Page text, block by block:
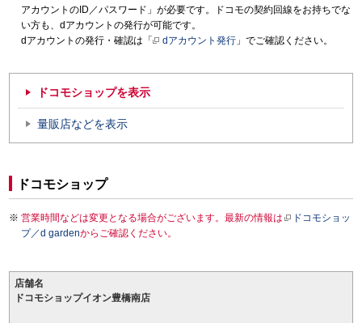
アカウントのID／パスワード」が必要です。ドコモの契約回線をお持ちでな
い方も、dアカウントの発行が可能です。
dアカウントの発行・確認は「
dアカウント発行 」でご確認ください。
ドコモショップを表示
量販店などを表示
ドコモショップ
営業時間などは変更となる場合がございます。最新の情報は
ドコモショッ
プ／d gardenからご確認ください。
店舗名
ドコモショップイオン豊橋南店